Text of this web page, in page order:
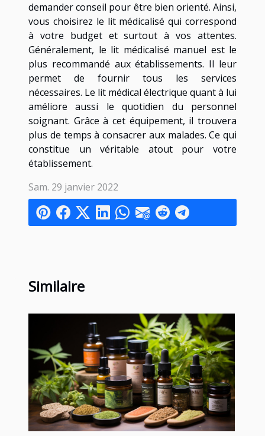
demander conseil pour être bien orienté. Ainsi,
vous choisirez le lit médicalisé qui correspond
à votre budget et surtout à vos attentes.
Généralement, le lit médicalisé manuel est le
plus recommandé aux établissements. Il leur
permet de fournir tous les services
nécessaires. Le lit médical électrique quant à lui
améliore aussi le quotidien du personnel
soignant. Grâce à cet équipement, il trouvera
plus de temps à consacrer aux malades. Ce qui
constitue un véritable atout pour votre
établissement.
Sam. 29 janvier 2022
Similaire